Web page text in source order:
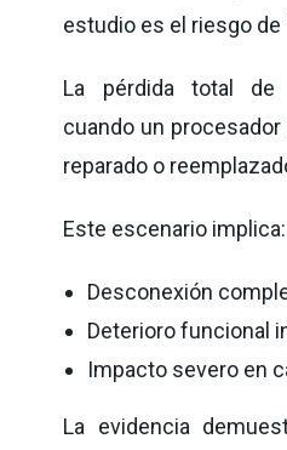
estudio es el riesgo
La pérdida total
cuando un
reparado o
Este escenario implica:
Desconexión
Deterioro funcional
Impacto severo en
La evidencia